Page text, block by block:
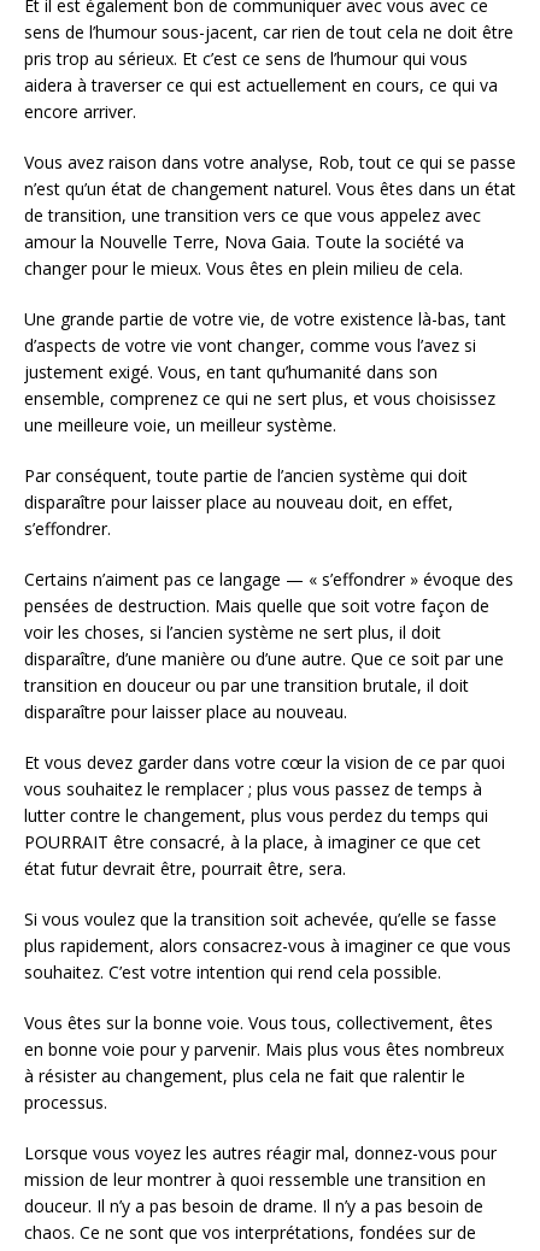
Et il est également bon de communiquer avec vous avec ce
sens de l’humour sous-jacent, car rien de tout cela ne doit être
pris trop au sérieux. Et c’est ce sens de l’humour qui vous
aidera à traverser ce qui est actuellement en cours, ce qui va
encore arriver.
Vous avez raison dans votre analyse, Rob, tout ce qui se passe
n’est qu’un état de changement naturel. Vous êtes dans un état
de transition, une transition vers ce que vous appelez avec
amour la Nouvelle Terre, Nova Gaia. Toute la société va
changer pour le mieux. Vous êtes en plein milieu de cela.
Une grande partie de votre vie, de votre existence là-bas, tant
d’aspects de votre vie vont changer, comme vous l’avez si
justement exigé. Vous, en tant qu’humanité dans son
ensemble, comprenez ce qui ne sert plus, et vous choisissez
une meilleure voie, un meilleur système.
Par conséquent, toute partie de l’ancien système qui doit
disparaître pour laisser place au nouveau doit, en effet,
s’effondrer.
Certains n’aiment pas ce langage — « s’effondrer » évoque des
pensées de destruction. Mais quelle que soit votre façon de
voir les choses, si l’ancien système ne sert plus, il doit
disparaître, d’une manière ou d’une autre. Que ce soit par une
transition en douceur ou par une transition brutale, il doit
disparaître pour laisser place au nouveau.
Et vous devez garder dans votre cœur la vision de ce par quoi
vous souhaitez le remplacer ; plus vous passez de temps à
lutter contre le changement, plus vous perdez du temps qui
POURRAIT être consacré, à la place, à imaginer ce que cet
état futur devrait être, pourrait être, sera.
Si vous voulez que la transition soit achevée, qu’elle se fasse
plus rapidement, alors consacrez-vous à imaginer ce que vous
souhaitez. C’est votre intention qui rend cela possible.
Vous êtes sur la bonne voie. Vous tous, collectivement, êtes
en bonne voie pour y parvenir. Mais plus vous êtes nombreux
à résister au changement, plus cela ne fait que ralentir le
processus.
Lorsque vous voyez les autres réagir mal, donnez-vous pour
mission de leur montrer à quoi ressemble une transition en
douceur. Il n’y a pas besoin de drame. Il n’y a pas besoin de
chaos. Ce ne sont que vos interprétations, fondées sur de